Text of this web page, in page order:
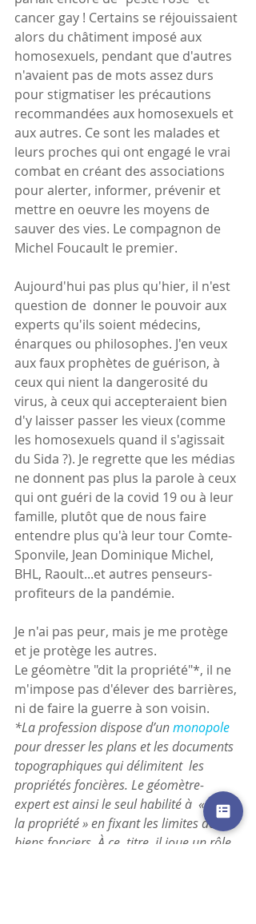
cancer gay ! Certains se réjouissaient
alors du châtiment imposé aux
homosexuels, pendant que d'autres
n'avaient pas de mots assez durs
pour stigmatiser les précautions
recommandées aux homosexuels et
aux autres. Ce sont les malades et
leurs proches qui ont engagé le vrai
combat en créant des associations
pour alerter, informer, prévenir et
mettre en oeuvre les moyens de
sauver des vies. Le compagnon de
Michel Foucault le premier.
Aujourd'hui pas plus qu'hier, il n'est
question de  donner le pouvoir aux
experts qu'ils soient médecins,
énarques ou philosophes. J'en veux
aux faux prophètes de guérison, à
ceux qui nient la dangerosité du
virus, à ceux qui accepteraient bien
d'y laisser passer les vieux (comme
les homosexuels quand il s'agissait
du Sida ?). Je regrette que les médias
ne donnent pas plus la parole à ceux
qui ont guéri de la covid 19 ou à leur
famille, plutôt que de nous faire
entendre plus qu'à leur tour Comte-
Sponvile, Jean Dominique Michel,
BHL, Raoult...et autres penseurs-
profiteurs de la pandémie.
Je n'ai pas peur, mais je me protège
et je protège les autres.
Le géomètre "dit la propriété"*, il ne
m'impose pas d'élever des barrières,
ni de faire la guerre à son voisin.
*La profession dispose d’un monopole
pour dresser les plans et les documents
topographiques qui délimitent  les
propriétés foncières. Le géomètre-
expert est ainsi le seul habilité à  « dire
la propriété » en fixant les limites des
biens fonciers. À ce  titre, il joue un rôle